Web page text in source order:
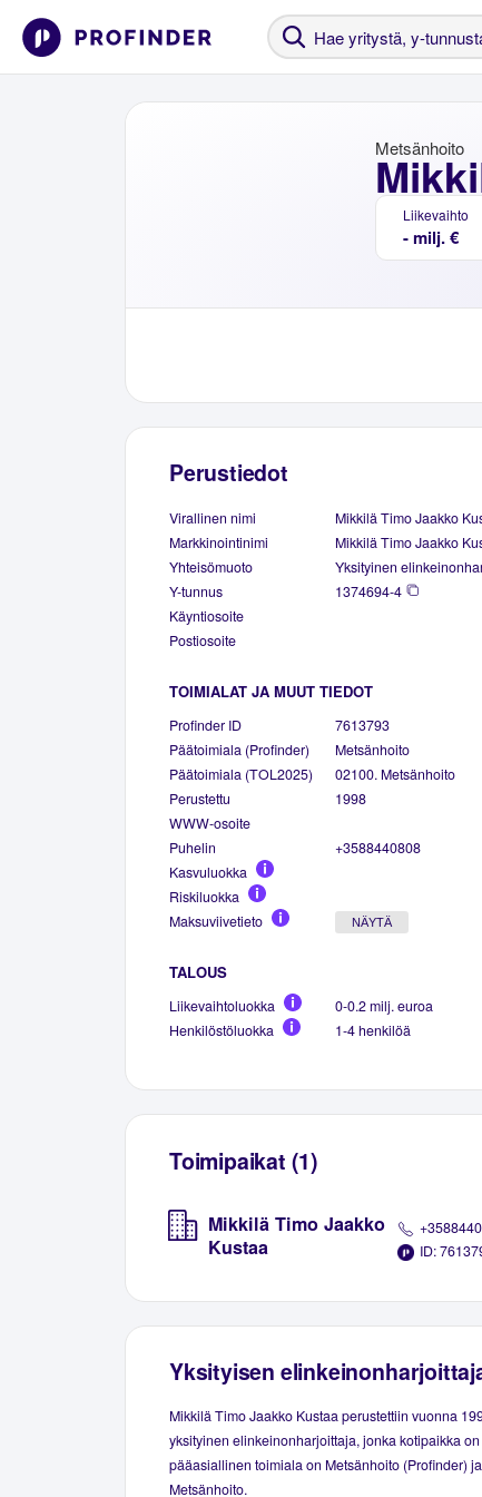
Metsänhoito
Liikevaihto
- milj. €
Perustiedot
Virallinen nimi
Mikkilä Timo Jaakko
Markkinointinimi
Mikkilä Timo Jaakko
Yhteisömuoto
Yksityinen
Y-tunnus
1374694-4
Käyntiosoite
Postiosoite
TOIMIALAT JA MUUT TIEDOT
Profinder ID
7613793
Päätoimiala (Profinder)
Metsänhoito
Päätoimiala (TOL2025)
02100. Metsänhoito
Perustettu
1998
WWW-osoite
Puhelin
+3588440808
Kasvuluokka
Riskiluokka
Maksuviivetieto
NÄYTÄ
TALOUS
Liikevaihtoluokka
0-0.2 milj. euroa
Henkilöstöluokka
1-4 henkilöä
Toimipaikat (1)
Mikkilä Timo Jaakko
Kustaa
ID:
Yksityisen
Mikkilä Timo Jaakko Kustaa perustettiin vuonna
yksityinen elinkeinonharjoittaja, jonka kotipaikka
pääasiallinen toimiala on Metsänhoito (Profinder)
Metsänhoito.